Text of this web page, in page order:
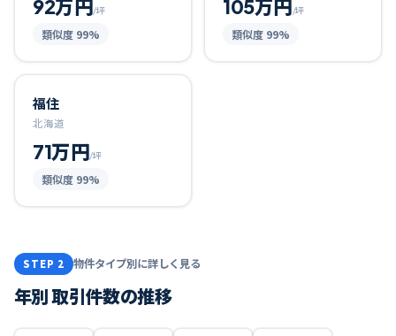
92万円 /坪
類似度 99%
105万円 /坪
類似度 99%
福住
北海道
71万円/坪
類似度 99%
STEP 2 物件タイプ別に詳しく見る
年別 取引件数の推移